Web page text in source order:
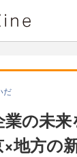
だ
の未
方の